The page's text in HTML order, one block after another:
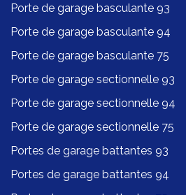
Porte de garage basculante 93
Porte de garage basculante 94
Porte de garage basculante 75
Porte de garage sectionnelle 93
Porte de garage sectionnelle 94
Porte de garage sectionnelle 75
Portes de garage battantes 93
Portes de garage battantes 94